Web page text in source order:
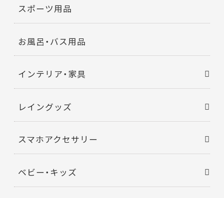
スポーツ用品
お風呂・バス用品
インテリア・家具
レイングッズ
スマホアクセサリー
ベビー・キッズ